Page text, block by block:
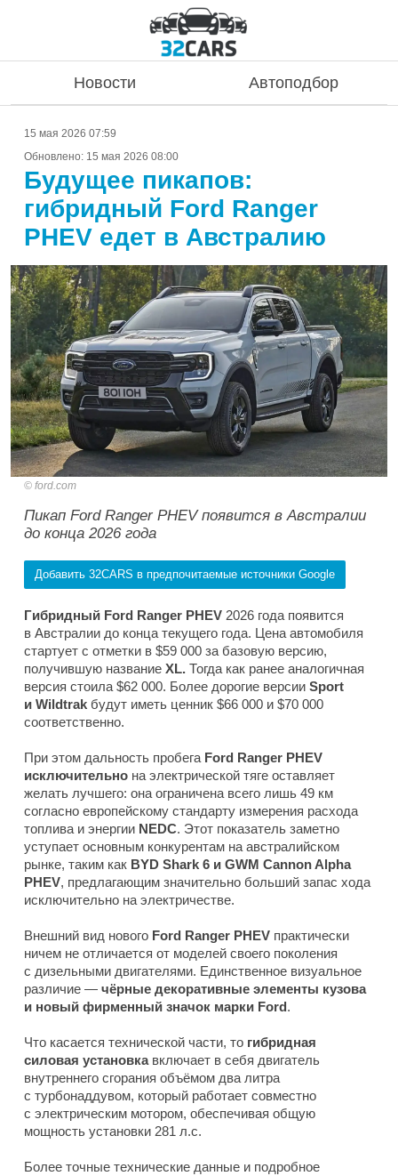
Новости Автоподбор
15 мая 2026 07:59
Обновлено: 15 мая 2026 08:00
Будущее пикапов:
гибридный Ford Ranger
PHEV едет в Австралию
ford.com
Пикап Ford Ranger PHEV появится в Австралии
до конца 2026 года
Добавить 32CARS в предпочитаемые источники Google
Гибридный Ford Ranger PHEV 2026 года появится
в Австралии до конца текущего года. Цена автомобиля
стартует с отметки в $59 000 за базовую версию,
получившую название XL. Тогда как ранее аналогичная
версия стоила $62 000. Более дорогие версии Sport
и Wildtrak будут иметь ценник $66 000 и $70 000
соответственно.
При этом дальность пробега Ford Ranger PHEV
исключительно на электрической тяге оставляет
желать лучшего: она ограничена всего лишь 49 км
согласно европейскому стандарту измерения расхода
топлива и энергии NEDC. Этот показатель заметно
уступает основным конкурентам на австралийском
рынке, таким как BYD Shark 6 и GWM Cannon Alpha
PHEV, предлагающим значительно больший запас хода
исключительно на электричестве.
Внешний вид нового Ford Ranger PHEV практически
ничем не отличается от моделей своего поколения
с дизельными двигателями. Единственное визуальное
различие — чёрные декоративные элементы кузова
и новый фирменный значок марки Ford.
Что касается технической части, то гибридная
силовая установкавключает в себя двигатель
внутреннего сгорания объёмом два литра
с турбонаддувом, который работает совместно
с электрическим мотором, обеспечивая общую
мощность установки 281 л.с.
Более точные технические данные и подробное